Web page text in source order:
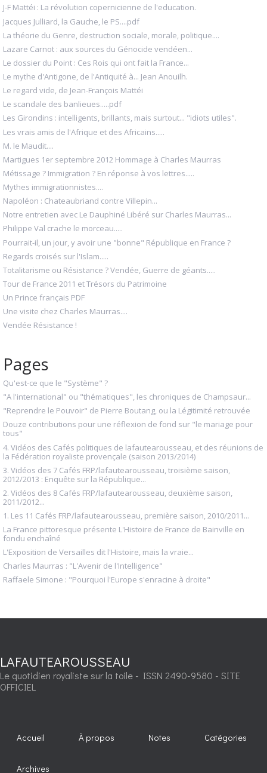
J-F Mattéi : La révolution copernicienne de l'education.
Jacques Julliard, la Gauche, le PS....pdf
La théorie du Genre, destruction sociale, morale, politique....
Lazare Carnot : aux sources du Génocide vendéen...
Le dossier du Point : Ces Rois qui ont fait la France...
Le mythe d'Antigone, de l'Antiquité à... Jean Anouilh.
Le regard vide, de Jean-François Mattéi
Le scandale des banlieues.....pdf
Les Girondins : intelligents, brillants, mais surtout... "idiots utiles".
Les vrais amis de l'Afrique et des Africains.....
M. le Maudit....
Martigues 1er septembre 2012 Hommage à Charles Maurras
Métissage ? Immigration ? En réponse à vos lettres.....
Mythes immigrationnistes....
Napoléon : Chateaubriand contre Villepin...
Notre entretien avec Le Dauphiné Libéré sur Charles Maurras...
Philippe Val crache le morceau.....
Pourrait-il, un jour, y avoir une "bonne" République en France ?
Regards croisés sur l'Islam.....
Totalitarisme ou Résistance ? Vendée, Guerre de géants.....
Tour de France 2011 et Trésors du Patrimoine
Un Prince français PDF
Une visite chez Charles Maurras....
Vendée Résistance !
Pages
Qu'est-ce que le "Système" ?
"A l'international" ou "thématiques", les chroniques de Champsaur...
"Reprendre le Pouvoir" de Pierre Boutang, ou la Légitimité retrouvée
Douze contributions pour une réflexion de fond sur "le mariage pour
tous"
4. Vidéos des Cafés politiques de lafautearousseau, et des réunions de
la Fédération royaliste provençale (saison 2013/2014)
3. Vidéos des 7 Cafés FRP/lafautearousseau, troisième saison,
2012/2013 : Enquête sur la République...
2. Vidéos des 8 Cafés FRP/lafautearousseau, deuxième saison,
2011/2012...
1. Les 11 Cafés FRP/lafautearousseau, première saison, 2010/2011...
La France pittoresque présente L'Histoire de France de Bainville en
fondu enchaîné
L'Exposition de Versailles dit l'Histoire, mais la vraie...
Charles Maurras : "L'Avenir de l'Intelligence"
Raffaele Simone : "Pourquoi l'Europe s'enracine à droite"
LAFAUTEAROUSSEAU
Le quotidien royaliste sur la toile - ISSN 2490-9580 - SITE
OFFICIEL
Accueil À propos Notes Catégories
Archives